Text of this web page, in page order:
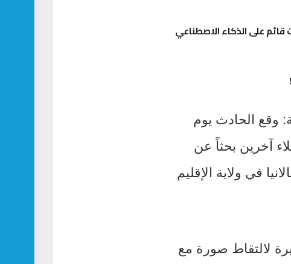
على الذكاء الاصطناعي
وقع الحادث يوم
آخرين بحثاً عن
في ولاية الإقليم
لالتقاط صورة مع